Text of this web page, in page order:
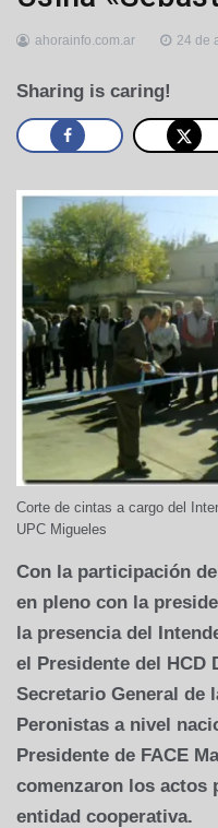
ahorainfo.com.ar 24 de
Sharing is caring!
Corte de cintas a cargo del
UPC Migueles
Con la participación
en pleno con la
la presencia del
el Presidente del HCD
Secretario General de
Peronistas a nivel
Presidente de FACE
comenzaron los actos
entidad cooperativa.